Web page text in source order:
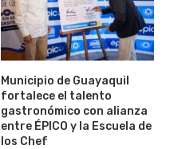
Municipio de Guayaquil
fortalece el talento
gastronómico con alianza
entre ÉPICO y la Escuela de
los Chef